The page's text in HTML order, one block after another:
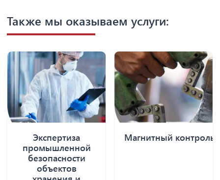
Также мы оказываем услуги:
Экспертиза
промышленной
безопасности
объектов
Магнитный контроль